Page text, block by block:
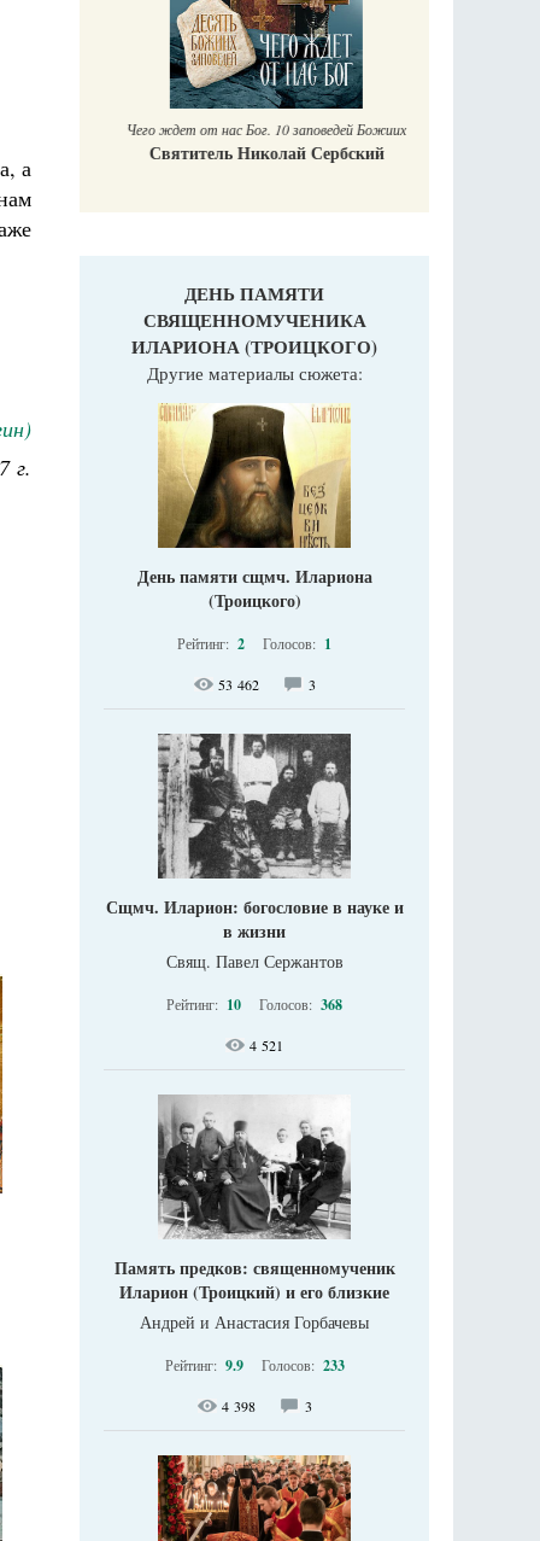
а
г.
Чего ждет от нас Бог. 10 заповедей Божиих
Святитель Николай Сербский
ДЕНЬ ПАМЯТИ
СВЯЩЕННОМУЧЕНИКА
ИЛАРИОНА (ТРОИЦКОГО)
Другие материалы сюжета:
День памяти сщмч. Илариона
(Троицкого)
Рейтинг: 2 Голосов: 1
53 462 3
Сщмч. Иларион: богословие в науке и
в жизни
Свящ. Павел Сержантов
Рейтинг: 10 Голосов: 368
4 521
Память предков: священномученик
Иларион (Троицкий) и его близкие
Андрей и Анастасия Горбачевы
Рейтинг: 9.9 Голосов: 233
4 398 3